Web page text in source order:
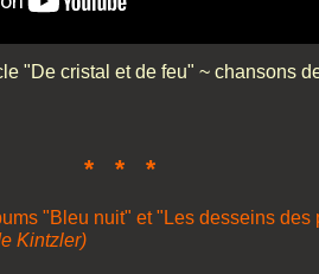
"De cristal et de feu" ~ chansons
* * *
"Bleu nuit" et "Les desseins
Kintzler)